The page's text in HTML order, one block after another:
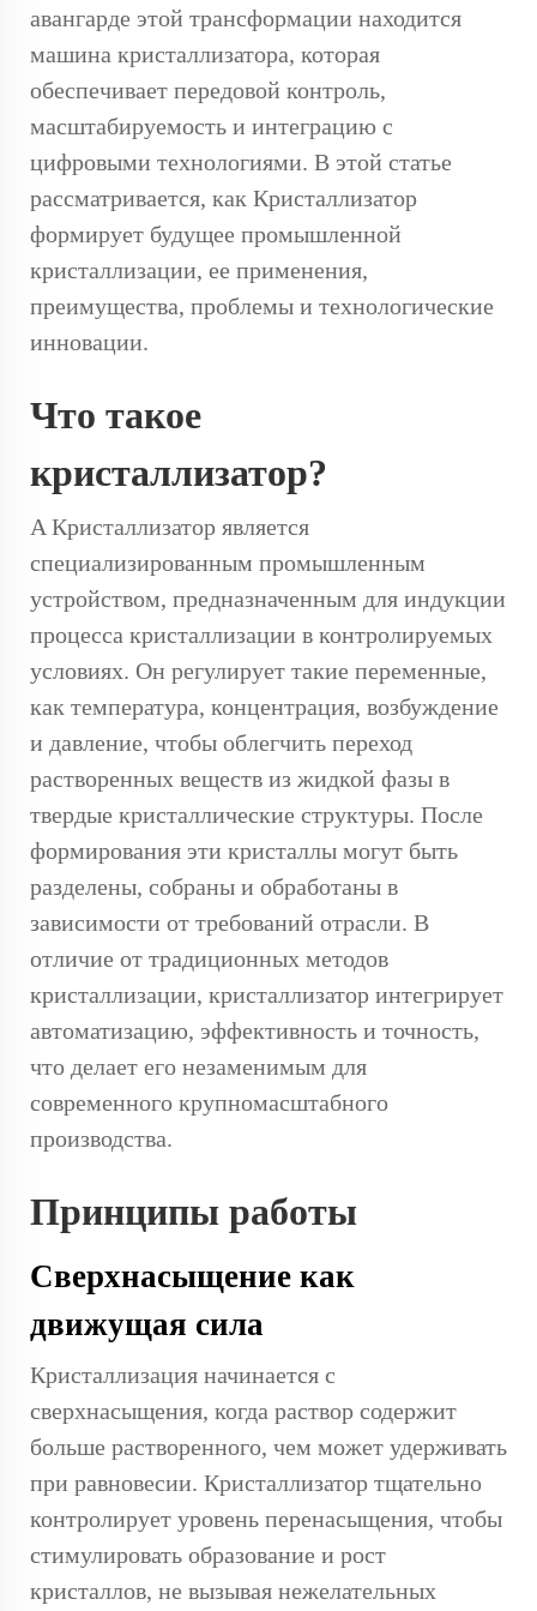
авангарде этой трансформации находится
машина кристаллизатора, которая
обеспечивает передовой контроль,
масштабируемость и интеграцию с
цифровыми технологиями. В этой статье
рассматривается, как Кристаллизатор
формирует будущее промышленной
кристаллизации, ее применения,
преимущества, проблемы и технологические
инновации.
Что такое
кристаллизатор?
AКристаллизатор является
специализированным промышленным
устройством, предназначенным для индукции
процесса кристаллизации в контролируемых
условиях. Он регулирует такие переменные,
как температура, концентрация, возбуждение
и давление, чтобы облегчить переход
растворенных веществ из жидкой фазы в
твердые кристаллические структуры. После
формирования эти кристаллы могут быть
разделены, собраны и обработаны в
зависимости от требований отрасли. В
отличие от традиционных методов
кристаллизации, кристаллизатор интегрирует
автоматизацию, эффективность и точность,
что делает его незаменимым для
современного крупномасштабного
производства.
Принципы работы
Сверхнасыщение как
движущая сила
Кристаллизация начинается с
сверхнасыщения, когда раствор содержит
больше растворенного, чем может удерживать
при равновесии. Кристаллизатор тщательно
контролирует уровень перенасыщения, чтобы
стимулировать образование и рост
кристаллов, не вызывая нежелательных